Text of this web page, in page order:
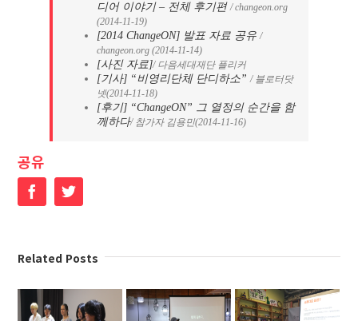
디어 이야기 – 전체 후기편/ changeon.org
(2014-11-19)
[2014 ChangeON] 발표 자료 공유/
changeon.org (2014-11-14)
[사진 자료]/ 다음세대재단 플리커
[기사] “비영리단체 단디하소”/ 블로터닷
넷(2014-11-18)
[후기] “ChangeON” 그 열정의 순간을 함
께하다/ 참가자 김용민(2014-11-16)
공유
FacebookTwitter
Related Posts